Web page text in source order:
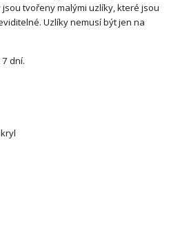
tvořeny malými uzlíky, které jsou
Uzlíky nemusí být jen na
dní.